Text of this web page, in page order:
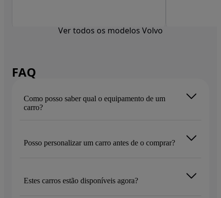
Ver todos os modelos Volvo
FAQ
Como posso saber qual o equipamento de um
carro?
Posso personalizar um carro antes de o comprar?
Estes carros estão disponíveis agora?